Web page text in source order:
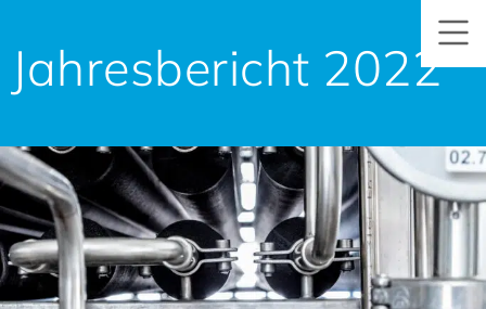
Jahresbericht 2022